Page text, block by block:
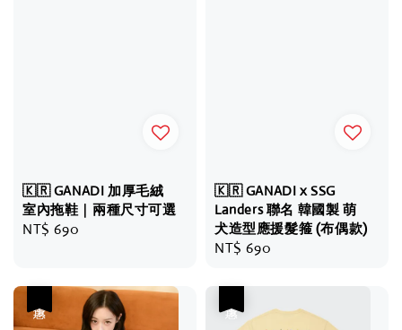
🇰🇷 GANADI 加厚毛絨
室內拖鞋｜兩種尺寸可選
Regular
NT$ 690
🇰🇷 GANADI x SSG
Landers 聯名 韓國製 萌
犬造型應援髮箍 (布偶款)
Regular
NT$ 690